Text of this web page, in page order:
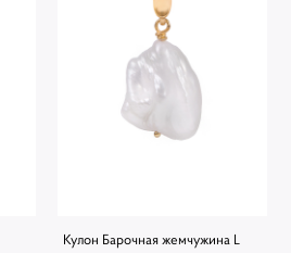
Кулон Барочная жемчужина L